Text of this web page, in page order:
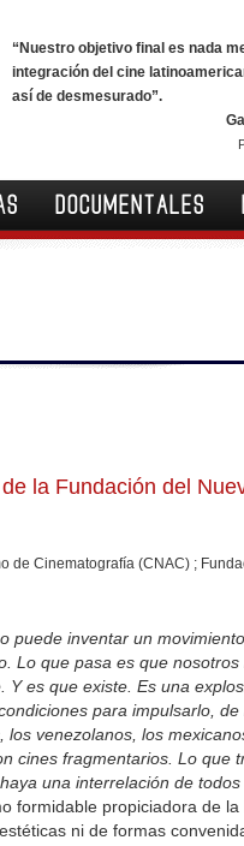
“Nuestro objetivo final es nada
integración del cine
así de desmesurado”.
DOCUMENTALES
la Fundación del
de Cinematografía (CNAC) ;
puede inventar un
Lo que pasa es que
Y es que existe. Es una
para impulsarlo,
venezolanos, los
cines fragmentarios. Lo que
una interrelación de todos
formidable propiciadora de
ni de formas